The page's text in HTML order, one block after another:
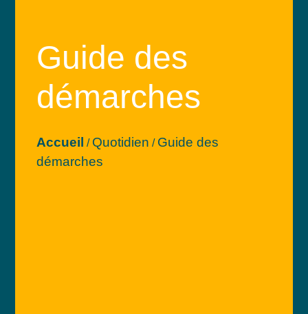
Guide des
démarches
Accueil / Quotidien / Guide des
démarches